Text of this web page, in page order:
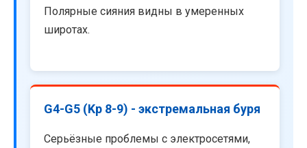
Полярные сияния видны в умеренных
широтах.
G4-G5 (Kp 8-9) - экстремальная буря
Серьёзные проблемы с электросетями,